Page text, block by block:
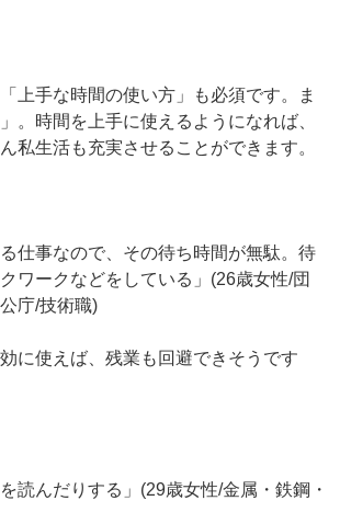
上手な時間の使い方」も必須です。ま
。時間を上手に使えるようになれば、
私生活も充実させることができます。
仕事なので、その待ち時間が無駄。待
ワークなどをしている」(26歳女性/団
庁/技術職)
に使えば、残業も回避できそうです
読んだりする」(29歳女性/金属・鉄鋼・